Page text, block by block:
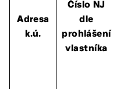
Adresa
k.ú.
Číslo NJ
dle
prohlášení
vlastníka